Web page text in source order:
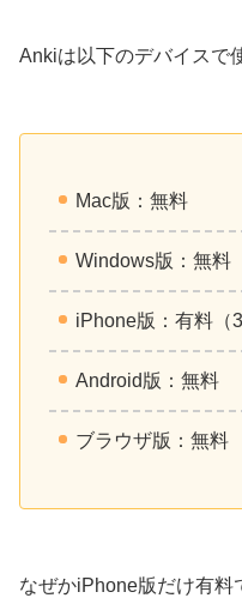
Ankiは以下のデバイスで
Mac版：無料
Windows版：無料
iPhone版：有料（
Android版：無料
ブラウザ版：無料
なぜかiPhone版だけ有料